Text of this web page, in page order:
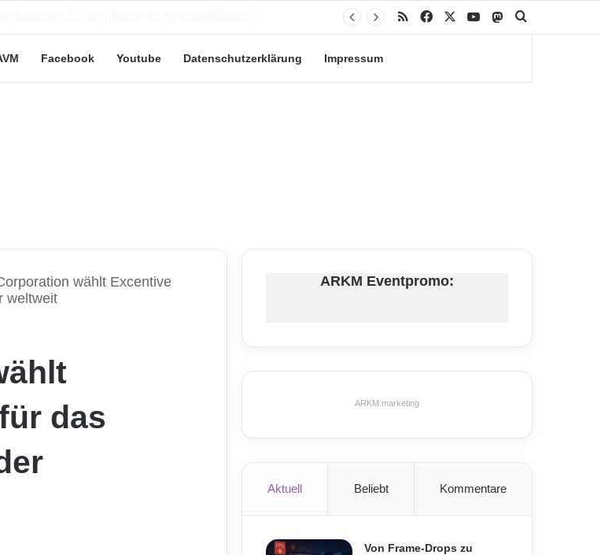
RSS Facebook YouTubeMastodon
Facebook Youtube Datenschutzerklärung Impressum
wählt Excentive
weltweit
das
ARKM Eventpromo:
ARKM.marketing
Aktuell Beliebt Kommentare
Von Frame-Drops zu